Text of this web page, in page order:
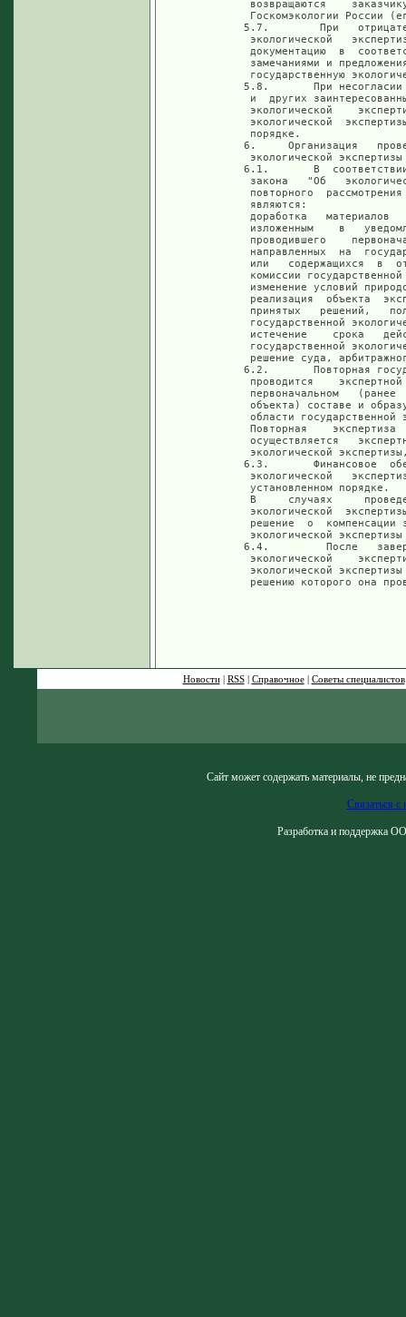
Новости| RSS| Справочное| Советы специалистов
Сайт может содержать материалы, не
Связаться с
Разработка и